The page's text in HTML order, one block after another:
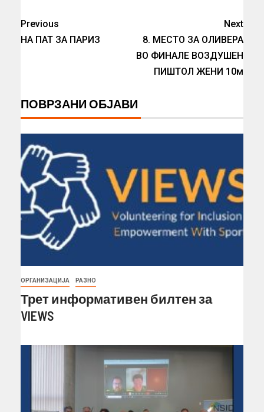
Previous
НА ПАТ ЗА ПАРИЗ
Next
8. МЕСТО ЗА ОЛИВЕРА
ВО ФИНАЛЕ ВОЗДУШЕН
ПИШТОЛ ЖЕНИ 10м
ПОВРЗАНИ ОБЈАВИ
ОРГАНИЗАЦИЈА РАЗНО
Трет информативен билтен за
VIEWS